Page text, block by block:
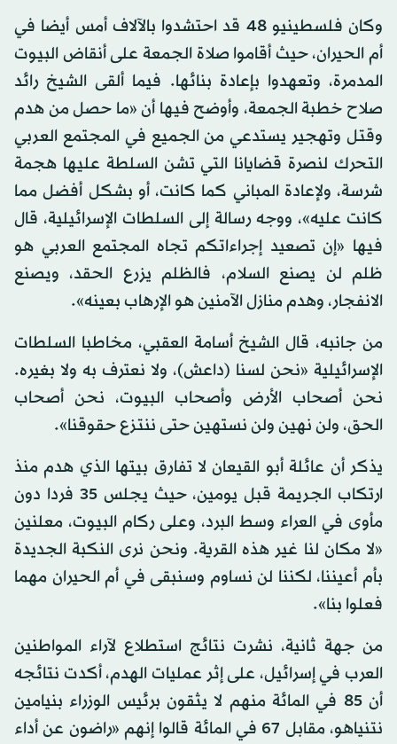
وكان فلسطينيو 48 قد احتشدوا بالآلاف أمس أيضا في
أم الحيران، حيث أقاموا صلاة الجمعة على أنقاض البيوت
المدمرة، وتعهدوا بإعادة بنائها. فيما ألقى الشيخ رائد
صلاح خطبة الجمعة، وأوضح فيها أن «ما حصل من هدم
وقتل وتهجير يستدعي من الجميع في المجتمع العربي
التحرك لنصرة قضايانا التي تشن السلطة عليها هجمة
شرسة، ولإعادة المباني كما كانت، أو بشكل أفضل مما
كانت عليه»، ووجه رسالة إلى السلطات الإسرائيلية، قال
فيها «إن تصعيد إجراءاتكم تجاه المجتمع العربي هو
ظلم لن يصنع السلام، فالظلم يزرع الحقد، ويصنع
الانفجار، وهدم منازل الآمنين هو الإرهاب بعينه».
من جانبه، قال الشيخ أسامة العقبي، مخاطبا السلطات
الإسرائيلية «نحن لسنا (داعش)، ولا نعترف به ولا بغيره.
نحن أصحاب الأرض وأصحاب البيوت، نحن أصحاب
الحق، ولن نهين ولن نستهين حتى ننتزع حقوقنا».
يذكر أن عائلة أبو القيعان لا تفارق بيتها الذي هدم منذ
ارتكاب الجريمة قبل يومين، حيث يجلس 35 فردا دون
مأوى في العراء وسط البرد، وعلى ركام البيوت، معلنين
«لا مكان لنا غير هذه القرية. ونحن نرى النكبة الجديدة
بأم أعيننا، لكننا لن نساوم وسنبقى في أم الحيران مهما
فعلوا بنا».
من جهة ثانية، نشرت نتائج استطلاع لآراء المواطنين
العرب في إسرائيل، على إثر عمليات الهدم، أكدت نتائجه
أن 85 في المائة منهم لا يثقون برئيس الوزراء بنيامين
نتنياهو، مقابل 67 في المائة قالوا إنهم «راضون عن أداء